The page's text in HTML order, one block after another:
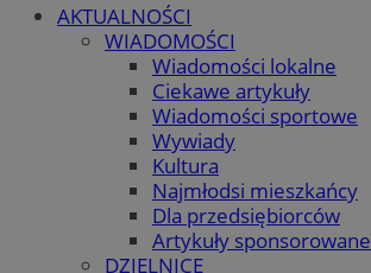
AKTUALNOŚCI
WIADOMOŚCI
Wiadomości lokalne
Ciekawe artykuły
Wiadomości sportowe
Wywiady
Kultura
Najmłodsi mieszkańcy
Dla przedsiębiorców
Artykuły sponsorowane
DZIELNICE